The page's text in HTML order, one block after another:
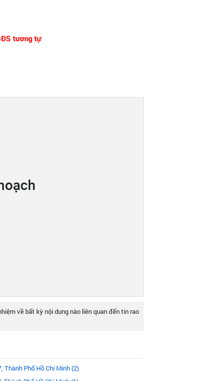
tương tự
về bất kỳ nội dung nào liên quan đến tin rao
Thành Phố Hồ Chí Minh (2)